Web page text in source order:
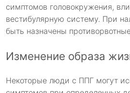
симптомов головокружения,
вестибулярную систему. При
быть назначены
Изменение образа
Некоторые люди с ППГ могут